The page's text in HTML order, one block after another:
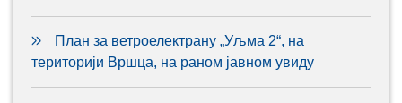
План за ветроелектрану „Уљма 2“, на
територији Вршца, на раном јавном увиду